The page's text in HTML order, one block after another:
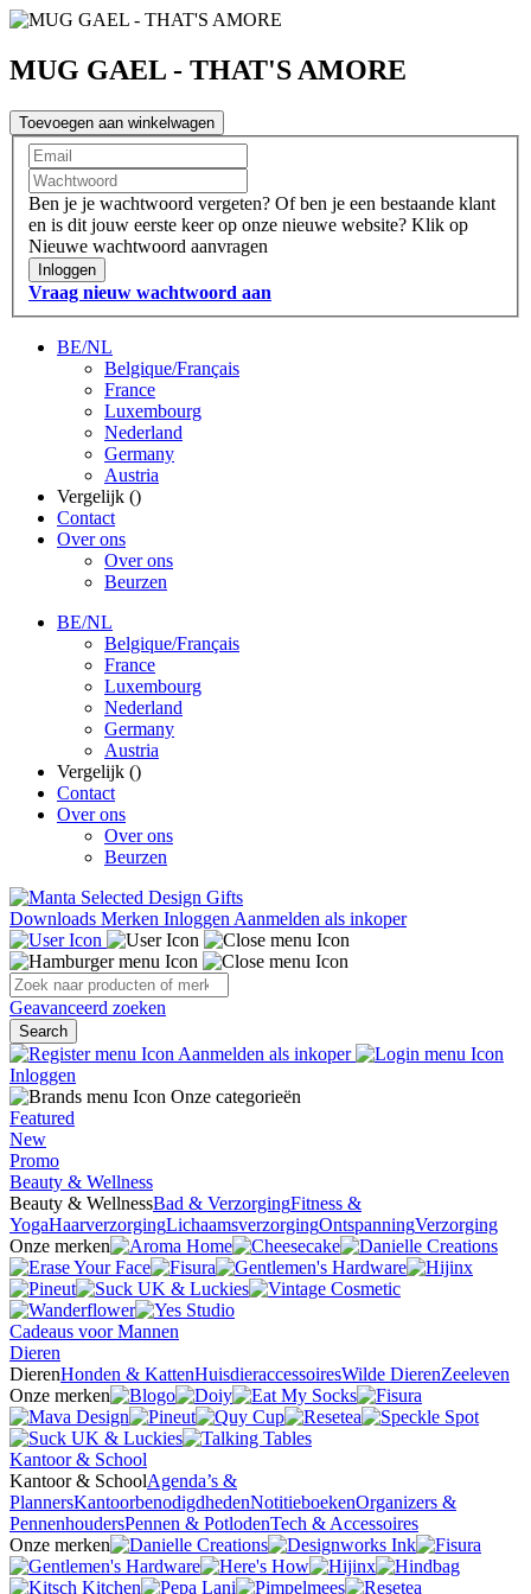
MUG GAEL - THAT'S AMORE
Toevoegen aan winkelwagen
Ben je je wachtwoord vergeten? Of ben je een bestaande klant
en is dit jouw eerste keer op onze nieuwe website? Klik op
Nieuwe wachtwoord aanvragen
Inloggen
Vraag nieuw wachtwoord aan
BE/NL
Belgique/Français
France
Luxembourg
Nederland
Germany
Austria
Vergelijk ()
Contact
Over ons
Over ons
Beurzen
BE/NL
Belgique/Français
France
Luxembourg
Nederland
Germany
Austria
Vergelijk ()
Contact
Over ons
Over ons
Beurzen
Downloads Merken InloggenAanmelden als inkoper
Geavanceerd zoeken
Search
Aanmelden als inkoper
Inloggen
Onze categorieën
Featured
New
Promo
Beauty & Wellness
Beauty & WellnessBad & VerzorgingFitness &
YogaHaarverzorgingLichaamsverzorgingOntspanningVerzorging
Onze merken
Cadeaus voor Mannen
Dieren
DierenHonden & KattenHuisdieraccessoiresWilde DierenZeeleven
Onze merken
Kantoor & School
Kantoor & SchoolAgenda’s &
PlannersKantoorbenodigdhedenNotitieboekenOrganizers &
PennenhoudersPennen & PotlodenTech & Accessoires
Onze merken